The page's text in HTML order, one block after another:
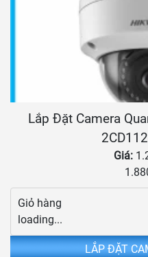
Lắp Đặt Camera
Giá:
Giỏ hàng
loading...
LẮP ĐẶT